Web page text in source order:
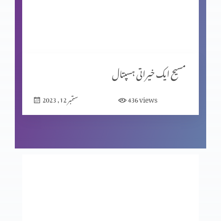
یسعیاہ کی کتاب باب 53 (حصہ 2)
یسعیاہ کی کتاب 53 باب
مسیح ایک خیراتی ہسپتال
ستمبر 12, 2023 436views